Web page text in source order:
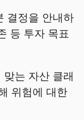
결정을 안내하
등 투자 목표
는 자산 클래
위험에 대한